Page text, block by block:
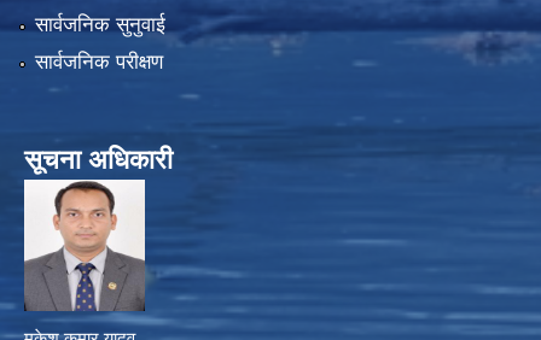
सार्वजनिक सुनुवाई
सार्वजनिक परीक्षण
सूचना अधिकारी